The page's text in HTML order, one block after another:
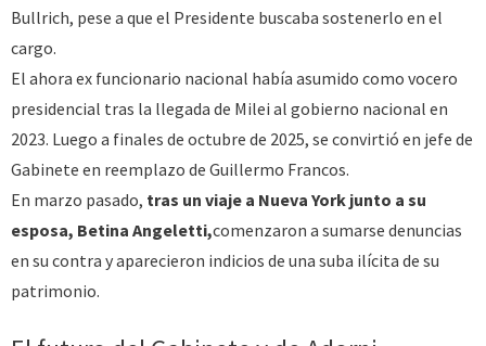
Bullrich, pese a que el Presidente buscaba sostenerlo en el
cargo.
El ahora ex funcionario nacional había asumido como vocero
presidencial tras la llegada de Milei al gobierno nacional en
2023. Luego a finales de octubre de 2025, se convirtió en jefe de
Gabinete en reemplazo de Guillermo Francos.
En marzo pasado, tras un viaje a Nueva York junto a su
esposa, Betina Angeletti,comenzaron a sumarse denuncias
en su contra y aparecieron indicios de una suba ilícita de su
patrimonio.